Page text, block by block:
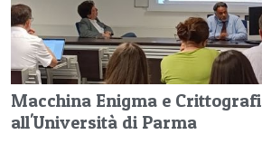
Macchina Enigma e
all'Università di Parma